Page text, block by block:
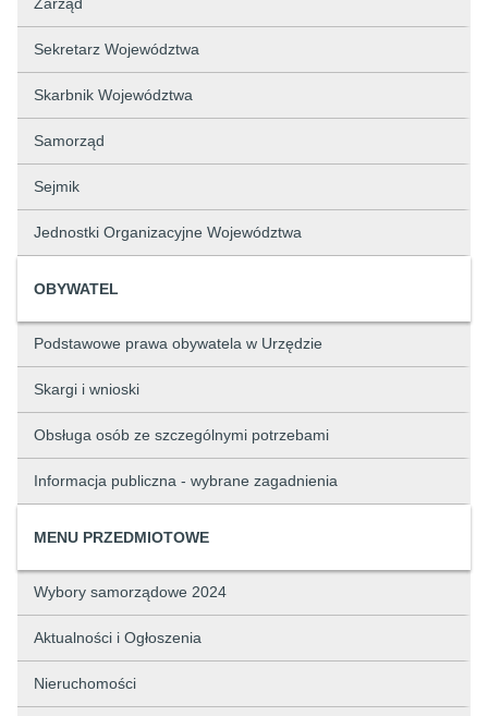
Sekretarz Województwa
Skarbnik Województwa
Samorząd
Sejmik
Jednostki Organizacyjne Województwa
OBYWATEL
Podstawowe prawa obywatela w Urzędzie
Skargi i wnioski
Obsługa osób ze szczególnymi potrzebami
Informacja publiczna - wybrane zagadnienia
MENU PRZEDMIOTOWE
Wybory samorządowe 2024
Aktualności i Ogłoszenia
Nieruchomości